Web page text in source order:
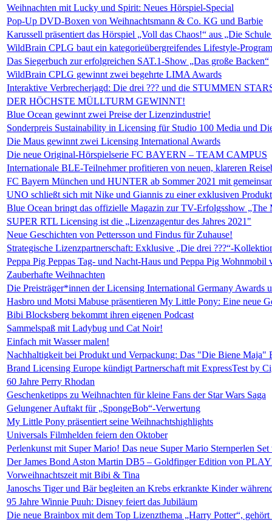
Weihnachten mit Lucky und Spirit: Neues Hörspiel-Special
Pop-Up DVD-Boxen von Weihnachtsmann & Co. KG und Barbie
Karussell präsentiert das Hörspiel „Voll das Chaos!“ aus „Die
WildBrain CPLG baut ein kategorieübergreifendes Lifestyle-
Das Siegerbuch zur erfolgreichen SAT.1-Show „Das große Backen“
WildBrain CPLG gewinnt zwei begehrte LIMA Awards
Interaktive Verbrecherjagd: Die drei ??? und die STUMMEN
DER HÖCHSTE MÜLLTURM GEWINNT!
Blue Ocean gewinnt zwei Preise der Lizenzindustrie!
Sonderpreis Sustainability in Licensing für Studio 100 Media und
Die Maus gewinnt zwei Licensing International Awards
Die neue Original-Hörspielserie FC BAYERN – TEAM CAMPUS
Internationale BLE-Teilnehmer profitieren von neuen, klareren
FC Bayern München und HUNTER ab Sommer 2021 mit
UNO schließt sich mit Nike und Giannis zu einer exklusiven
Blue Ocean bringt das offizielle Magazin zur TV-Erfolgsshow „The
SUPER RTL Licensing ist die „Lizenzagentur des Jahres 2021"
Neue Geschichten von Pettersson und Findus für Zuhause!
Strategische Lizenzpartnerschaft: Exklusive „Die drei ???“-
Peppa Pig Peppas Tag- und Nacht-Haus und Peppa Pig Wohnmobil
Zauberhafte Weihnachten
Die Preisträger*innen der Licensing International Germany Awards
Hasbro und Motsi Mabuse präsentieren My Little Pony: Eine neue
Bibi Blocksberg bekommt ihren eigenen Podcast
Sammelspaß mit Ladybug und Cat Noir!
Einfach mit Wasser malen!
Nachhaltigkeit bei Produkt und Verpackung: Das "Die Biene Maja"
Brand Licensing Europe kündigt Partnerschaft mit ExpressTest by
60 Jahre Perry Rhodan
Geschenketipps zu Weihnachten für kleine Fans der Star Wars Saga
Gelungener Auftakt für „SpongeBob“-Verwertung
My Little Pony präsentiert seine Weihnachtshighlights
Universals Filmhelden feiern den Oktober
Perlenkunst mit Super Mario! Das neue Super Mario Sternperlen
Der James Bond Aston Martin DB5 – Goldfinger Edition von
Vorweihnachtszeit mit Bibi & Tina
Janoschs Tiger und Bär begleiten an Krebs erkrankte Kinder
95 Jahre Winnie Puuh: Disney feiert das Jubiläum
Die neue Brainbox mit dem Top Lizenzthema „Harry Potter“,